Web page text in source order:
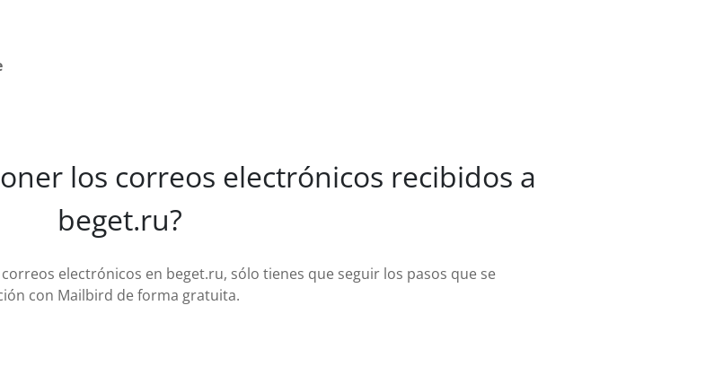
los correos electrónicos recibidos a
beget.ru?
electrónicos en beget.ru, sólo tienes que seguir los pasos que se
con Mailbird de forma gratuita.